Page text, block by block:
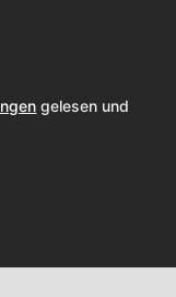
gelesen und